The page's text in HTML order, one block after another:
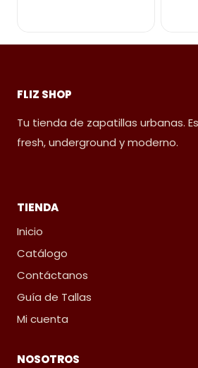
FLIZ SHOP
Tu tienda de zapatillas urbanas.
fresh, underground y moderno.
TIENDA
Inicio
Catálogo
Contáctanos
Guía de Tallas
Mi cuenta
NOSOTROS